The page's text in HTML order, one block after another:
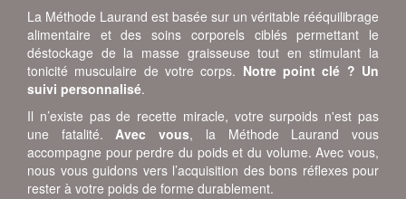
La Méthode Laurand est basée sur un véritable rééquilibrage
alimentaire et des soins corporels ciblés permettant le
déstockage de la masse graisseuse tout en stimulant la
tonicité musculaire de votre corps. Notre point clé ? Un
suivi personnalisé.
Il n’existe pas de recette miracle, votre surpoids n'est pas
une fatalité.Avec vous, la Méthode Laurand vous
accompagne pour perdre du poids et du volume. Avec vous,
nous vous guidons vers l’acquisition des bons réflexes pour
rester à votre poids de forme durablement.